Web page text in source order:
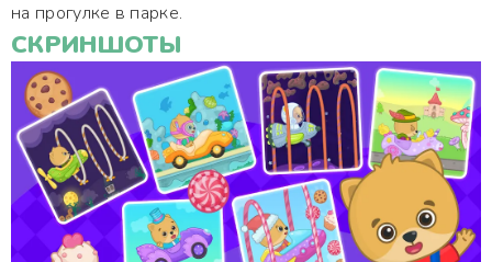
на прогулке в парке.
СКРИНШОТЫ